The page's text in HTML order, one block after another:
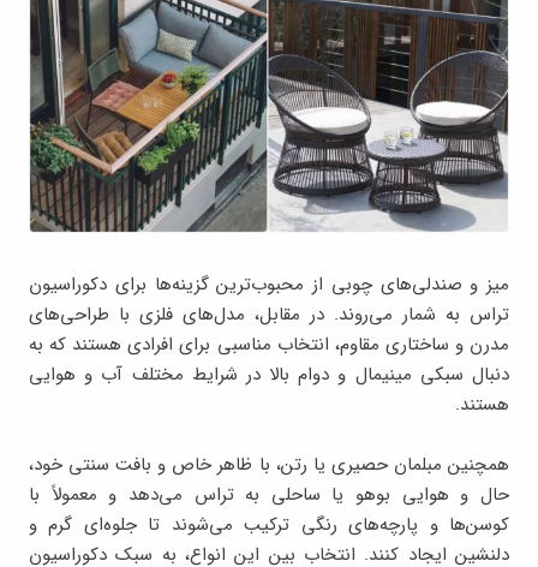
میز و صندلی‌های چوبی از محبوب‌ترین گزینه‌ها برای دکوراسیون
تراس به شمار می‌روند. در مقابل، مدل‌های فلزی با طراحی‌های
مدرن و ساختاری مقاوم، انتخاب مناسبی برای افرادی هستند که به
دنبال سبکی مینیمال و دوام بالا در شرایط مختلف آب‌ و‌ هوایی
هستند.
همچنین مبلمان حصیری یا رتن، با ظاهر خاص و بافت سنتی خود،
حال ‌و هوایی بوهو یا ساحلی به تراس می‌دهد و معمولاً با
کوسن‌ها و پارچه‌های رنگی ترکیب می‌شوند تا جلوه‌ای گرم و
دلنشین ایجاد کنند. انتخاب بین این انواع، به سبک دکوراسیون